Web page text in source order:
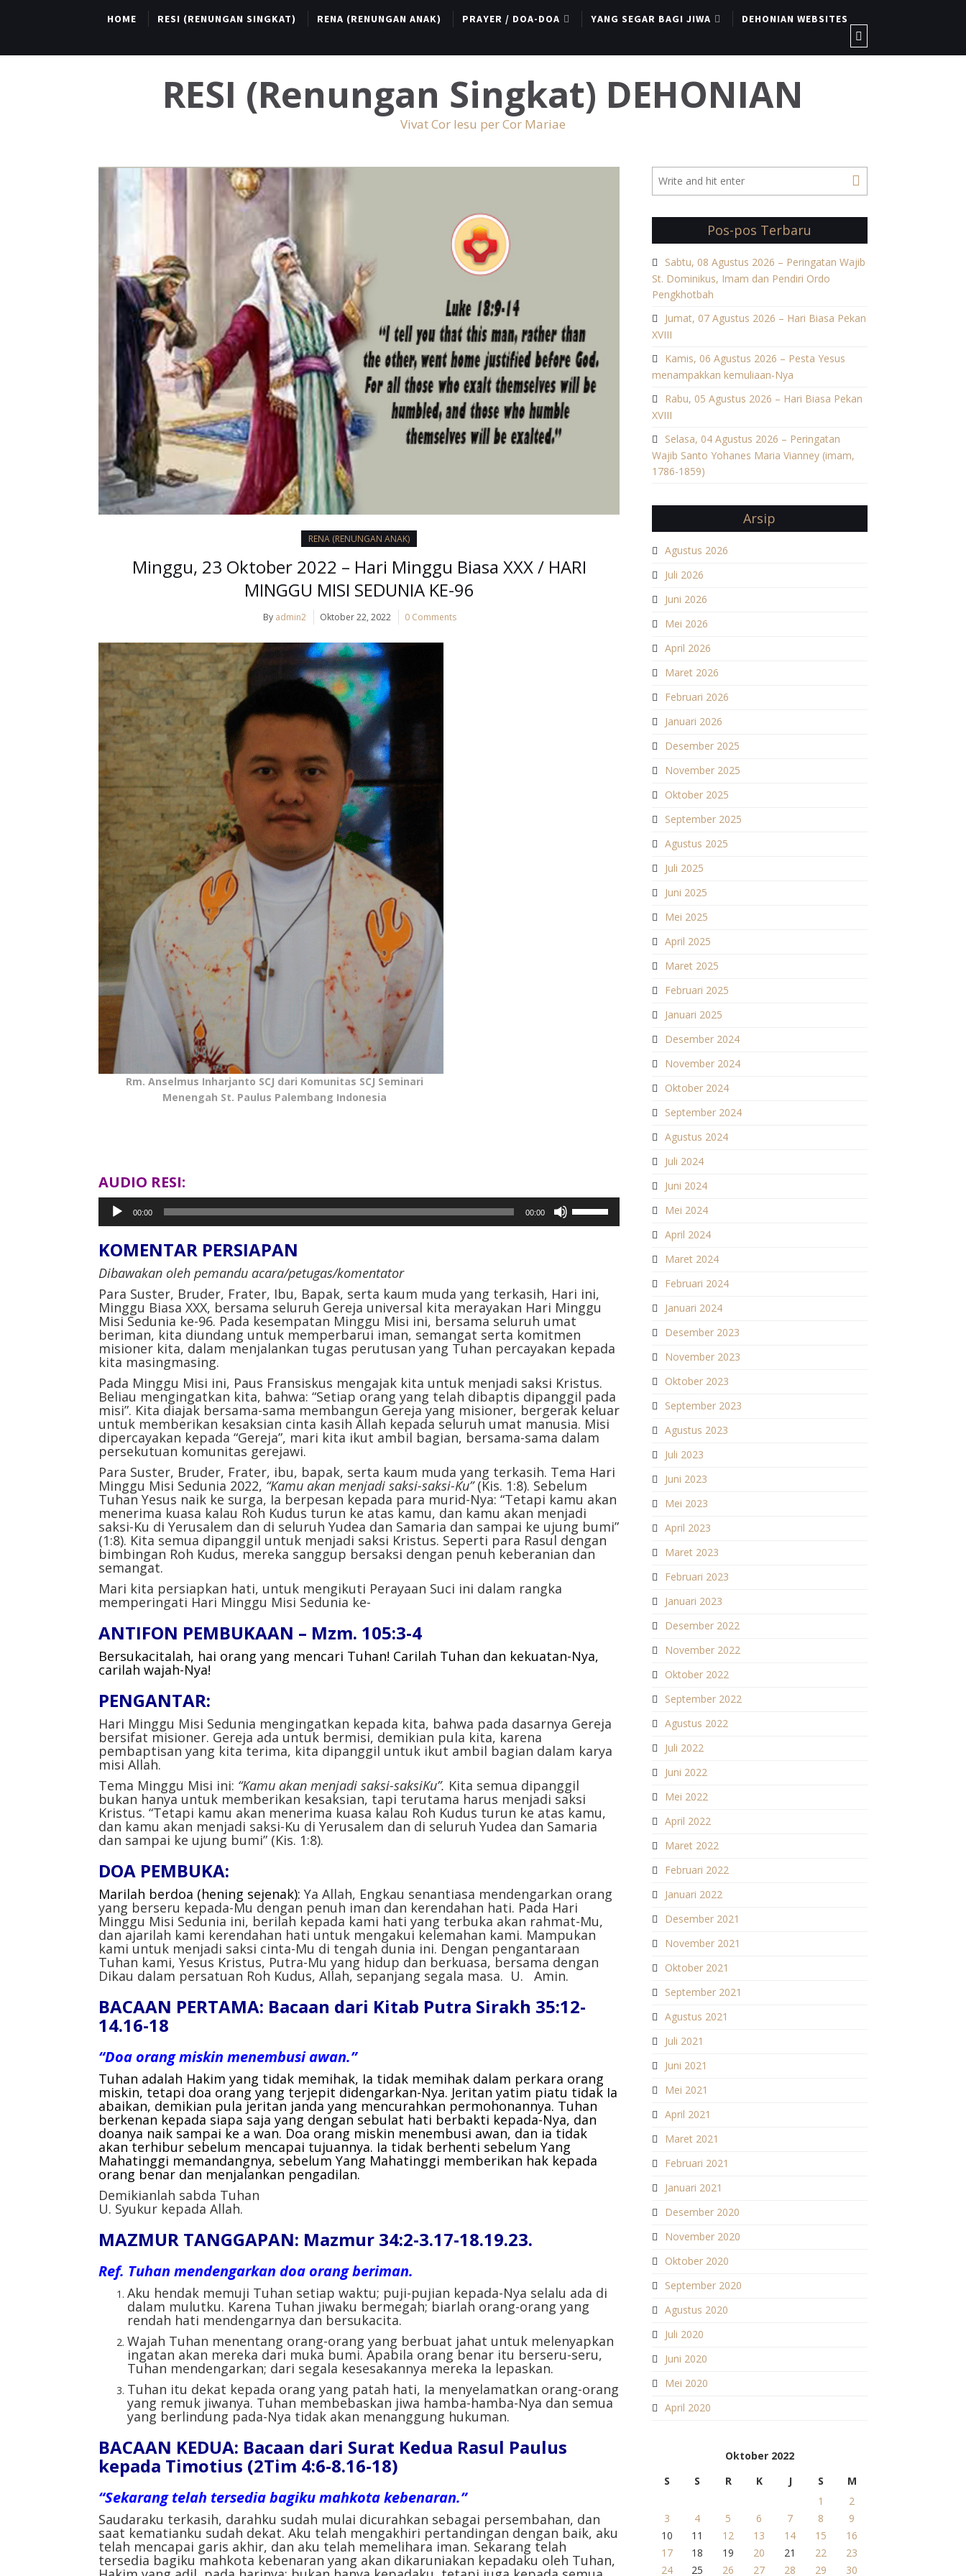
HOME RESI (RENUNGAN SINGKAT) RENA (RENUNGAN ANAK) PRAYER / DOA-DOA YANG SEGAR BAGI JIWA DEHONIAN WEBSITES
RESI (Renungan Singkat) DEHONIAN
Vivat Cor Iesu per Cor Mariae
RENA (RENUNGAN ANAK)
Minggu, 23 Oktober 2022 – Hari Minggu Biasa XXX / HARI
MINGGU MISI SEDUNIA KE-96
By admin2 Oktober 22, 2022 0 Comments
Rm. Anselmus Inharjanto SCJ dari Komunitas SCJ Seminari
Menengah St. Paulus Palembang Indonesia
AUDIO RESI:
Pemutar
Audio
00:00 00:00
atau
menurunkan
volume.
KOMENTAR PERSIAPAN
Dibawakan oleh pemandu acara/petugas/komentator
Para Suster, Bruder, Frater, Ibu, Bapak, serta kaum muda yang terkasih, Hari ini,
Minggu Biasa XXX, bersama seluruh Gereja universal kita merayakan Hari Minggu
Misi Sedunia ke-96. Pada kesempatan Minggu Misi ini, bersama seluruh umat
beriman, kita diundang untuk memperbarui iman, semangat serta komitmen
misioner kita, dalam menjalankan tugas perutusan yang Tuhan percayakan kepada
kita masingmasing.
Pada Minggu Misi ini, Paus Fransiskus mengajak kita untuk menjadi saksi Kristus.
Beliau mengingatkan kita, bahwa: “Setiap orang yang telah dibaptis dipanggil pada
misi”. Kita diajak bersama-sama membangun Gereja yang misioner, bergerak keluar
untuk memberikan kesaksian cinta kasih Allah kepada seluruh umat manusia. Misi
dipercayakan kepada “Gereja”, mari kita ikut ambil bagian, bersama-sama dalam
persekutuan komunitas gerejawi.
Para Suster, Bruder, Frater, ibu, bapak, serta kaum muda yang terkasih. Tema Hari
Minggu Misi Sedunia 2022, “Kamu akan menjadi saksi-saksi-Ku”(Kis. 1:8). Sebelum
Tuhan Yesus naik ke surga, Ia berpesan kepada para murid-Nya: “Tetapi kamu akan
menerima kuasa kalau Roh Kudus turun ke atas kamu, dan kamu akan menjadi
saksi-Ku di Yerusalem dan di seluruh Yudea dan Samaria dan sampai ke ujung bumi”
(1:8). Kita semua dipanggil untuk menjadi saksi Kristus. Seperti para Rasul dengan
bimbingan Roh Kudus, mereka sanggup bersaksi dengan penuh keberanian dan
semangat.
Mari kita persiapkan hati, untuk mengikuti Perayaan Suci ini dalam rangka
memperingati Hari Minggu Misi Sedunia ke-
ANTIFON PEMBUKAAN – Mzm. 105:3-4
Bersukacitalah, hai orang yang mencari Tuhan! Carilah Tuhan dan kekuatan-Nya,
carilah wajah-Nya!
PENGANTAR:
Hari Minggu Misi Sedunia mengingatkan kepada kita, bahwa pada dasarnya Gereja
bersifat misioner. Gereja ada untuk bermisi, demikian pula kita, karena
pembaptisan yang kita terima, kita dipanggil untuk ikut ambil bagian dalam karya
misi Allah.
Tema Minggu Misi ini: “Kamu akan menjadi saksi-saksiKu”. Kita semua dipanggil
bukan hanya untuk memberikan kesaksian, tapi terutama harus menjadi saksi
Kristus. “Tetapi kamu akan menerima kuasa kalau Roh Kudus turun ke atas kamu,
dan kamu akan menjadi saksi-Ku di Yerusalem dan di seluruh Yudea dan Samaria
dan sampai ke ujung bumi” (Kis. 1:8).
DOA PEMBUKA:
Marilah berdoa (hening sejenak): Ya Allah, Engkau senantiasa mendengarkan orang
yang berseru kepada-Mu dengan penuh iman dan kerendahan hati. Pada Hari
Minggu Misi Sedunia ini, berilah kepada kami hati yang terbuka akan rahmat-Mu,
dan ajarilah kami kerendahan hati untuk mengakui kelemahan kami. Mampukan
kami untuk menjadi saksi cinta-Mu di tengah dunia ini. Dengan pengantaraan
Tuhan kami, Yesus Kristus, Putra-Mu yang hidup dan berkuasa, bersama dengan
Dikau dalam persatuan Roh Kudus, Allah, sepanjang segala masa. U. Amin.
BACAAN PERTAMA: Bacaan dari Kitab Putra Sirakh 35:12-
14.16-18
“Doa orang miskin menembusi awan.”
Tuhan adalah Hakim yang tidak memihak, Ia tidak memihak dalam perkara orang
miskin, tetapi doa orang yang terjepit didengarkan-Nya. Jeritan yatim piatu tidak Ia
abaikan, demikian pula jeritan janda yang mencurahkan permohonannya. Tuhan
berkenan kepada siapa saja yang dengan sebulat hati berbakti kepada-Nya, dan
doanya naik sampai ke a wan. Doa orang miskin menembusi awan, dan ia tidak
akan terhibur sebelum mencapai tujuannya. Ia tidak berhenti sebelum Yang
Mahatinggi memandangnya, sebelum Yang Mahatinggi memberikan hak kepada
orang benar dan menjalankan pengadilan.
Demikianlah sabda Tuhan
U. Syukur kepada Allah.
MAZMUR TANGGAPAN: Mazmur 34:2-3.17-18.19.23.
Ref. Tuhan mendengarkan doa orang beriman.
Aku hendak memuji Tuhan setiap waktu; puji-pujian kepada-Nya selalu ada di
dalam mulutku. Karena Tuhan jiwaku bermegah; biarlah orang-orang yang
rendah hati mendengarnya dan bersukacita.
Wajah Tuhan menentang orang-orang yang berbuat jahat untuk melenyapkan
ingatan akan mereka dari muka bumi. Apabila orang benar itu berseru-seru,
Tuhan mendengarkan; dari segala kesesakannya mereka Ia lepaskan.
Tuhan itu dekat kepada orang yang patah hati, Ia menyelamatkan orang-orang
yang remuk jiwanya. Tuhan membebaskan jiwa hamba-hamba-Nya dan semua
yang berlindung pada-Nya tidak akan menanggung hukuman.
BACAAN KEDUA: Bacaan dari Surat Kedua Rasul Paulus
kepada Timotius (2Tim 4:6-8.16-18)
“Sekarang telah tersedia bagiku mahkota kebenaran.”
Saudaraku terkasih, darahku sudah mulai dicurahkan sebagai persembahan, dan
saat kematianku sudah dekat. Aku telah mengakhiri pertandingan dengan baik, aku
telah mencapai garis akhir, dan aku telah memelihara iman. Sekarang telah
tersedia bagiku mahkota kebenaran yang akan dikaruniakan kepadaku oleh Tuhan,
Pos-pos Terbaru
Sabtu, 08 Agustus 2026 – Peringatan Wajib
St. Dominikus, Imam dan Pendiri Ordo
Pengkhotbah
Jumat, 07 Agustus 2026 – Hari Biasa Pekan
XVIII
Kamis, 06 Agustus 2026 – Pesta Yesus
menampakkan kemuliaan-Nya
Rabu, 05 Agustus 2026 – Hari Biasa Pekan
XVIII
Selasa, 04 Agustus 2026 – Peringatan
Wajib Santo Yohanes Maria Vianney (imam,
1786-1859)
Arsip
Agustus 2026
Juli 2026
Juni 2026
Mei 2026
April 2026
Maret 2026
Februari 2026
Januari 2026
Desember 2025
November 2025
Oktober 2025
September 2025
Agustus 2025
Juli 2025
Juni 2025
Mei 2025
April 2025
Maret 2025
Februari 2025
Januari 2025
Desember 2024
November 2024
Oktober 2024
September 2024
Agustus 2024
Juli 2024
Juni 2024
Mei 2024
April 2024
Maret 2024
Februari 2024
Januari 2024
Desember 2023
November 2023
Oktober 2023
September 2023
Agustus 2023
Juli 2023
Juni 2023
Mei 2023
April 2023
Maret 2023
Februari 2023
Januari 2023
Desember 2022
November 2022
Oktober 2022
September 2022
Agustus 2022
Juli 2022
Juni 2022
Mei 2022
April 2022
Maret 2022
Februari 2022
Januari 2022
Desember 2021
November 2021
Oktober 2021
September 2021
Agustus 2021
Juli 2021
Juni 2021
Mei 2021
April 2021
Maret 2021
Februari 2021
Januari 2021
Desember 2020
November 2020
Oktober 2020
September 2020
Agustus 2020
Juli 2020
Juni 2020
Mei 2020
April 2020
Oktober 2022
S
S R K J S
M
1
2
3
4 5 6 7 8
9
10
11 12 13 14 15
16
17
18 19 20 21 22
23
24
25 26 27 28 29 30